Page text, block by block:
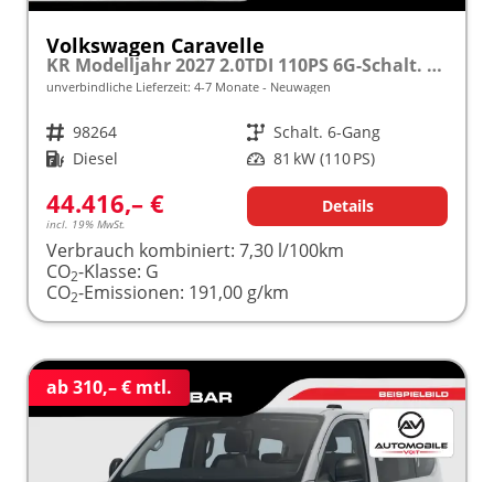
Volkswagen Caravelle
KR Modelljahr 2027 2.0TDI 110PS 6G-Schalt. SHZ/STHZ/KAMERA/TEMPOMAT/LED/SMARTLINK frei konfigurierbar!
unverbindliche Lieferzeit: 4-7 Monate Neuwagen
Fahrzeugnr. 98264 Getriebe Schalt. 6-Gang
Kraftstoff Diesel Leistung 81 kW (110 PS)
44.416,– €
incl. 19% MwSt.
Details
Verbrauch kombiniert: 7,30 l/100km
CO2-Klasse: G
CO2-Emissionen: 191,00 g/km
ab 310,– € mtl.